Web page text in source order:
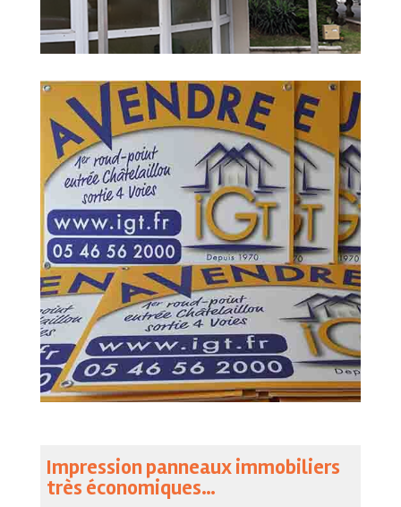
Impression panneaux immobiliers
très économiques…